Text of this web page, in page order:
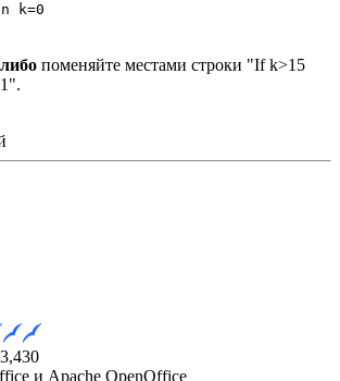
k=0
либо поменяйте местами строки "If k>15
и Apache OpenOffice